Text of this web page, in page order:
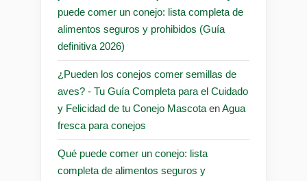
puede comer un conejo: lista completa de
alimentos seguros y prohibidos (Guía
definitiva 2026)
¿Pueden los conejos comer semillas de
aves? - Tu Guía Completa para el Cuidado
y Felicidad de tu Conejo Mascota enAgua
fresca para conejos
Qué puede comer un conejo: lista
completa de alimentos seguros y